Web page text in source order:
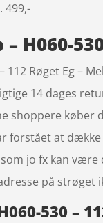
499,-
H060-
112 Røget Eg –
14 dages
shoppere køber
forstået at
jo fx kan være
på strøget
530 –